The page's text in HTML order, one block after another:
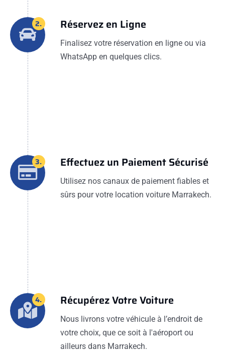
2. Réservez en Ligne
Finalisez votre réservation en ligne ou via
WhatsApp en quelques clics.
3. Effectuez un Paiement Sécurisé
Utilisez nos canaux de paiement fiables et
sûrs pour votre location voiture Marrakech.
4. Récupérez Votre Voiture
Nous livrons votre véhicule à l’endroit de
votre choix, que ce soit à l'aéroport ou
ailleurs dans Marrakech.